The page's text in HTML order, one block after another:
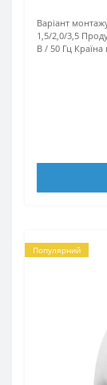
Варіант
1,5/2,0/3,5
В / 50 Гц
Популярний